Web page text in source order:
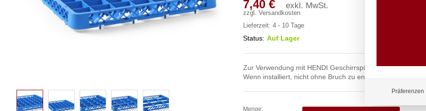
7,40 € exkl. MwSt.
zzgl. Versandkosten
Lieferzeit: 4 - 10 Tage
Status: Auf Lager
Zur Verwendung mit HENDI Geschirrspülmaschinenkörben.
Wenn installiert, nicht ohne Bruch zu entfernen.
Menge:
Präferenzen